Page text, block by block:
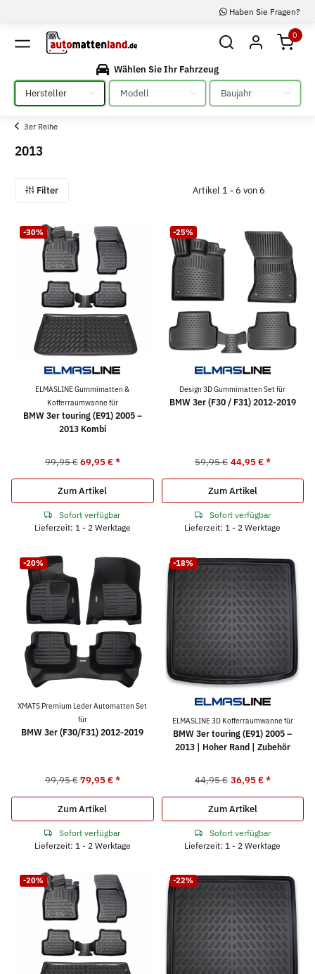
Haben Sie Fragen?
0
Wählen Sie Ihr Fahrzeug
Bitte auswählen
Bitte auswählen Bitte auswählen
3er Reihe
2013
Filter Artikel 1 - 6 von 6
-30%
ELMASLINE Gummimatten &
Kofferraumwanne für
BMW 3er touring (E91) 2005 –
2013 Kombi
99,95 € 69,95 €*
Zum Artikel
Sofort verfügbar
Lieferzeit: 1 - 2 Werktage
-25%
Design 3D Gummimatten Set für
BMW 3er (F30 / F31) 2012-2019
59,95 € 44,95 €*
Zum Artikel
Sofort verfügbar
Lieferzeit: 1 - 2 Werktage
-20%
XMATS Premium Leder Automatten Set
für
BMW 3er (F30/F31) 2012-2019
99,95 € 79,95 €*
Zum Artikel
Sofort verfügbar
Lieferzeit: 1 - 2 Werktage
-18%
ELMASLINE 3D Kofferraumwanne für
BMW 3er touring (E91) 2005 –
2013 | Hoher Rand | Zubehör
44,95 € 36,95 €*
Zum Artikel
Sofort verfügbar
Lieferzeit: 1 - 2 Werktage
-20% -22%